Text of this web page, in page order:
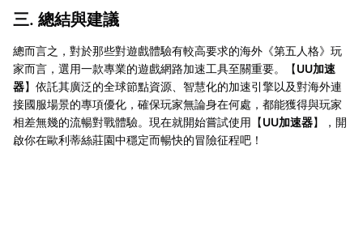
三. 總結與建議
總而言之，對於那些對遊戲體驗有較高要求的海外《第五人格》玩
家而言，選用一款專業的遊戲網路加速工具至關重要。【UU加速
器】依託其廣泛的全球節點資源、智慧化的加速引擎以及對海外連
接國服場景的專項優化，確保玩家無論身在何處，都能獲得與玩家
相差無幾的流暢對戰體驗。現在就開始嘗試使用【UU加速器】，開
啟你在歐利蒂絲莊園中穩定而暢快的冒險征程吧！